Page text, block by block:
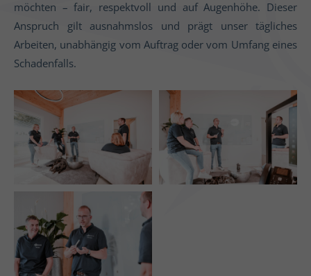
möchten – fair, respektvoll und auf Augenhöhe. Dieser
Anspruch gilt ausnahmslos und prägt unser tägliches
Arbeiten, unabhängig vom Auftrag oder vom Umfang eines
Schadenfalls.